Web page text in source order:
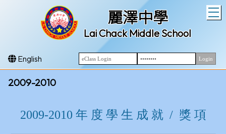
麗澤中學
Lai Chack Middle School
English
2009-2010